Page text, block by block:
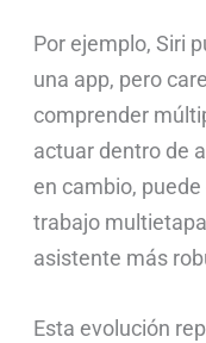
Por ejemplo, Siri
una app, pero
comprender
actuar dentro de
en cambio,
trabajo
asistente más
Esta evolución